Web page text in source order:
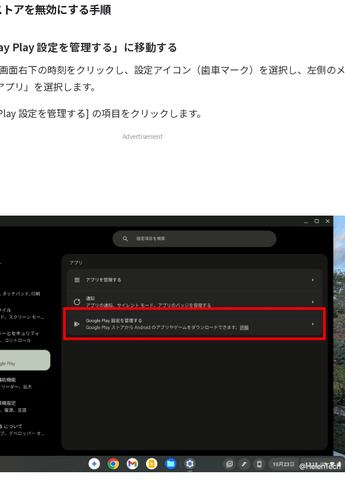
アを無効にする手順
Play 設定を管理する」に移動する
面右下の時刻をクリックし、設定アイコン（歯車マーク）を選択し、左側のメ
リ」を選択します。
設定を管理する] の項目をクリックします。
Advertisement